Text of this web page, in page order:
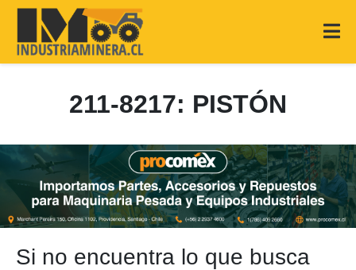
211-8217: PISTÓN
Si no encuentra lo que busca